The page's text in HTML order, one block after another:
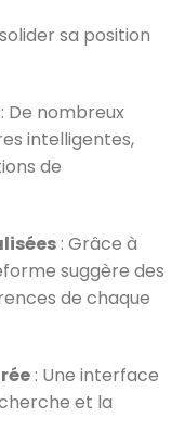
sa position
: De nombreux
intelligentes,
de
: Grâce à
suggère des
de chaque
: Une interface
et la